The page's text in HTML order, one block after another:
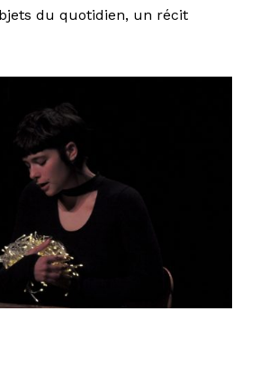
du quotidien, un récit